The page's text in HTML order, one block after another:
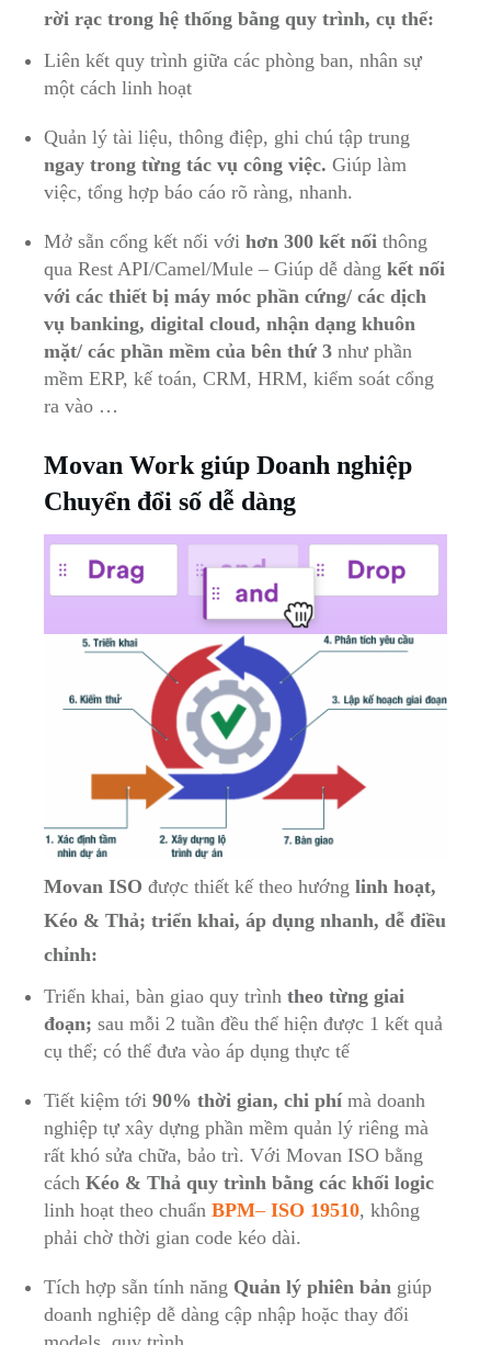
rời rạc trong hệ thống bằng quy trình, cụ thể:
Liên kết quy trình giữa các phòng ban, nhân sự
một cách linh hoạt
Quản lý tài liệu, thông điệp, ghi chú tập trung
ngay trong từng tác vụ công việc. Giúp làm
việc, tổng hợp báo cáo rõ ràng, nhanh.
Mở sẵn cổng kết nối với hơn 300 kết nối thông
qua Rest API/Camel/Mule – Giúp dễ dàng kết nối
với các thiết bị máy móc phần cứng/ các dịch
vụ banking, digital cloud, nhận dạng khuôn
mặt/ các phần mềm của bên thứ 3 như phần
mềm ERP, kế toán, CRM, HRM, kiểm soát cổng
ra vào …
Movan Work giúp Doanh nghiệp
Chuyển đổi số dễ dàng
Movan ISO được thiết kế theo hướng linh hoạt,
Kéo & Thả; triển khai, áp dụng nhanh, dễ điều
chỉnh:
Triển khai, bàn giao quy trình theo từng giai
đoạn; sau mỗi 2 tuần đều thể hiện được 1 kết quả
cụ thể; có thể đưa vào áp dụng thực tế
Tiết kiệm tới 90% thời gian, chi phí mà doanh
nghiệp tự xây dựng phần mềm quản lý riêng mà
rất khó sửa chữa, bảo trì. Với Movan ISO bằng
cách Kéo & Thả quy trình bằng các khối logic
linh hoạt theo chuẩn BPM– ISO 19510, không
phải chờ thời gian code kéo dài.
Tích hợp sẵn tính năng Quản lý phiên bản giúp
doanh nghiệp dễ dàng cập nhập hoặc thay đổi